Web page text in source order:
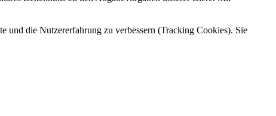
und die Nutzererfahrung zu verbessern (Tracking Cookies). Sie